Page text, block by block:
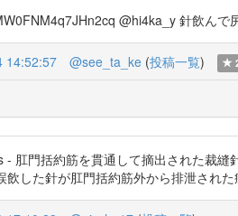
@hi4ka_y 針飲ん
14:52:57 @see_ta_ke (投稿一覧)
- 肛門括約筋を貫通して摘出された裁
飲した針が肛門括約筋外から排泄され